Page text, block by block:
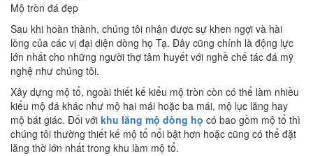
Mộ tròn đá đẹp
Sau khi hoàn thành, chúng tôi nhận được sự khen ngợi và hài
lòng của các vị đại diện dòng họ Tạ. Đây cũng chính là động lực
lớn nhất cho những người thợ tâm huyết với nghề chế tác đá mỹ
nghệ như chúng tôi.
Xây dựng mộ tổ, ngoài thiết kế kiểu mộ tròn còn có thể làm nhiều
kiểu mộ đá khác như mộ hai mái hoặc ba mái, mộ lục lăng hay
mộ bát giác. Đối với khu lăng mộ dòng họ có bao gồm mộ tổ thì
chúng tôi thường thiết kế mộ tổ nổi bật hơn hoặc cũng có thể đặt
lăng thờ lớn nhất trong khu làm mộ tổ.